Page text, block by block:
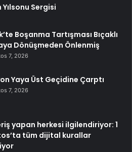
Sergisi
Boşanma Tartışması Bıçaklı
Dönüşmeden Önlenmiş
7, 2026
Yaya Üst Geçidine Çarptı
7, 2026
yapan herkesi ilgilendiriyor: 1
tüm dijital kurallar